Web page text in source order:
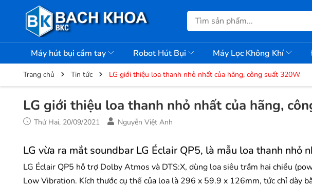
Máy hút bụi cầm tay Robot Hút Bụi Máy Lọc Không Khí
Trang chủ Tin tức LG giới thiệu loa thanh nhỏ nhất của hãng, công suất 320W
LG giới thiệu loa thanh nhỏ nhất của hãng,
Thứ Hai, 20/09/2021 Nguyễn Việt Anh
LG vừa ra mắt soundbar LG Éclair QP5, là mẫu loa thanh nhỏ
LG Éclair QP5 hỗ trợ Dolby Atmos và DTS:X, dùng loa siêu trầm hai chiều
Low Vibration. Kích thước cụ thể của loa là 296 x 59.9 x 126mm, tức chỉ dày